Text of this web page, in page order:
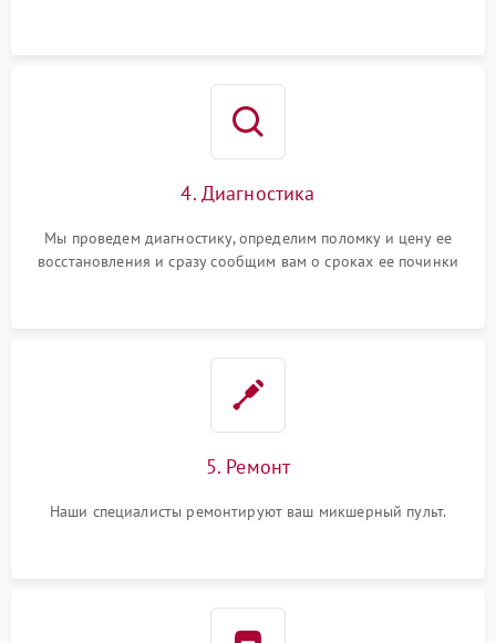
4. Диагностика
Мы проведем диагностику, определим поломку и цену ее
восстановления и сразу сообщим вам о сроках ее починки
5. Ремонт
Наши специалисты ремонтируют ваш микшерный пульт.